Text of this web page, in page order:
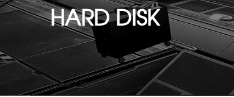
HARD DISK
Home»HARD DISK